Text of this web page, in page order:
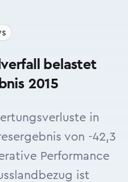
belastet
2015
in
von -42,3
Performance
ist